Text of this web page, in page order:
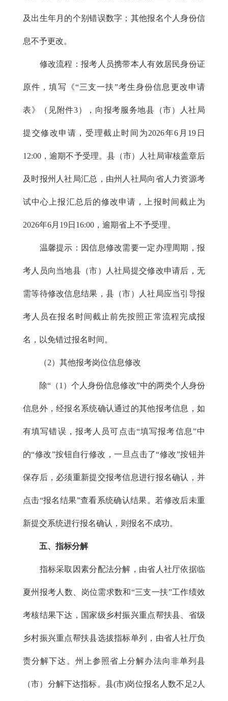
及出生年月的个别错误数字；其他报名个人身份信
息不予更改。
修改流程：报考人员携带本人有效居民身份证
原件，填写《“三支一扶”考生身份信息更改申请
表》（见附件3），向报考服务地县（市）人社局
提交修改申请，受理截止时间为2026年6月19日
12:00，逾期不予受理。县（市）人社局审核盖章后
及时报州人社局汇总，由州人社局向省人力资源考
试中心上报汇总后的修改申请，上报时间截止为
2026年6月19日16:00，逾期省上不予受理。
温馨提示：因信息修改需要一定办理周期，报
考人员向当地县（市）人社局提交修改申请后，无
需等待修改信息结果，县（市）人社局应当引导报
考人员在报名时间截止前先按照正常流程完成报
名，以免错过报名时间。
（2）其他报考岗位信息修改
除“（1）个人身份信息修改”中的两类个人身份
信息外，经报名系统确认通过的其他报考信息，如
有填写错误，报考人员可点击“填写报考信息”中
的“修改”按钮自行修改，一旦点击了“修改”按钮并
保存后，必须重新提交报考信息进行报名确认，并
点击“报名结果”查看系统确认结果。若修改后未重
新提交系统进行报名确认，则报名不成功。
五、指标分解
指标采取因素分配法分解，由省人社厅依据临
夏州报考人数、岗位需求数和“三支一扶”工作绩效
考核结果下达，国家级乡村振兴重点帮扶县、省级
乡村振兴重点帮扶县选拔指标单列，由省人社厅负
责分解下达。州上参照省上分解办法向非单列县
（市）分解下达指标。县(市)岗位报名人数不足2人